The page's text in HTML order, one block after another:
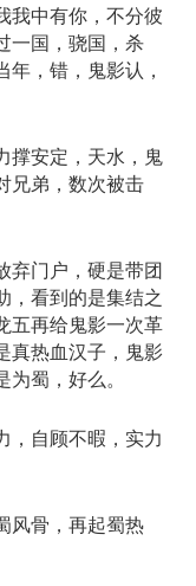
我中有你，不分彼
一国，骁国，杀
年，错，鬼影认，
撑安定，天水，鬼
兄弟，数次被击
弃门户，硬是带团
，看到的是集结之
五再给鬼影一次革
真热血汉子，鬼影
蜀，好么。
，自顾不暇，实力
风骨，再起蜀热